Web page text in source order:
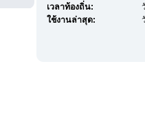
เวลาท้องถิ่น:
ใช้งานล่าสุด: